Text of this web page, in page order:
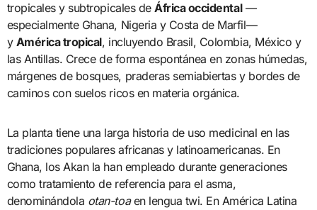
tropicales y subtropicales deÁfrica occidental—
especialmente Ghana, Nigeria y Costa de Marfil—
y América tropical, incluyendo Brasil, Colombia, México y
las Antillas. Crece de forma espontánea en zonas húmedas,
márgenes de bosques, praderas semiabiertas y bordes de
caminos con suelos ricos en materia orgánica.
La planta tiene una larga historia de uso medicinal en las
tradiciones populares africanas y latinoamericanas. En
Ghana, los Akan la han empleado durante generaciones
como tratamiento de referencia para el asma,
denominándola otan-toaen lengua twi. En América Latina